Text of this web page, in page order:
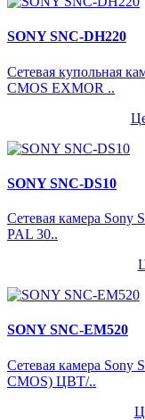
SONY SNC-DH220
Сетевая купольная
CMOS EXMOR ..
SONY SNC-DS10
Сетевая камера Sony
PAL 30..
SONY SNC-EM520
Сетевая камера
CMOS) ЦВТ/..